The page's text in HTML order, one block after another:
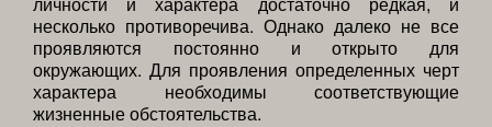
несколько противоречива. Однако далеко не все
проявляются постоянно и открыто для
окружающих. Для проявления определенных черт
характера необходимы соответствующие
жизненные обстоятельства.